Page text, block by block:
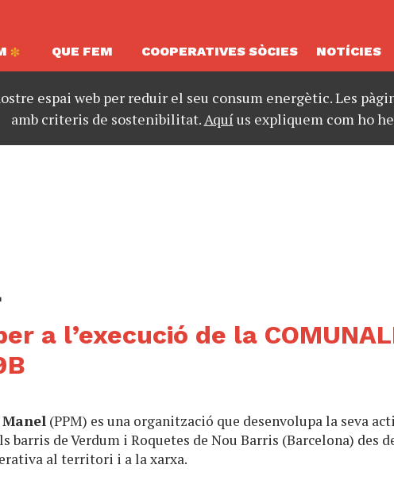
QUE FEM COOPERATIVES SÒCIES NOTÍCIES
espai web per reduir el seu consum energètic. Les
amb criteris de sostenibilitat.Aquíus expliquem com ho
a l’execució de la
(PPM) es una organització que desenvolupa la seva
barris de Verdum i Roquetes de Nou Barris (Barcelona) des
al territori i a la xarxa.